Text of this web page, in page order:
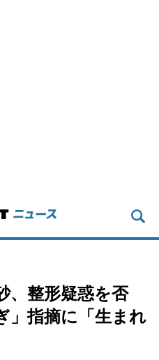
、整形疑惑を否
指摘に「生まれ